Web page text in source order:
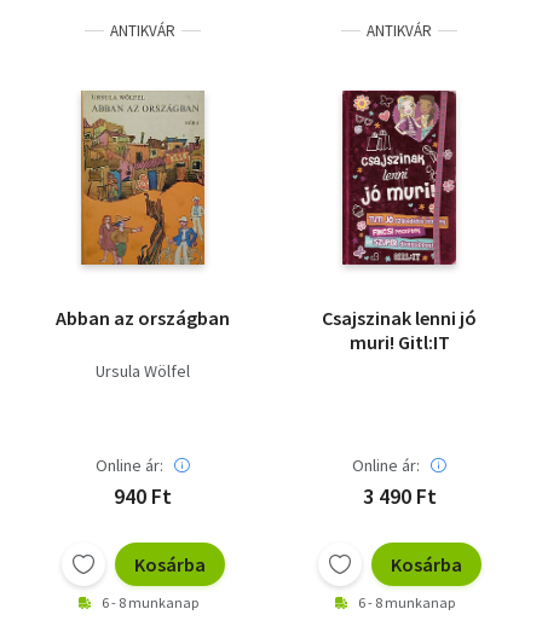
ANTIKVÁR
Abban az országban
Ursula Wölfel
Online ár:
940 Ft
Kosárba
6 - 8 munkanap
ANTIKVÁR
Csajszinak lenni jó
muri! Gitl:IT
Online ár:
3 490 Ft
Kosárba
6 - 8 munkanap